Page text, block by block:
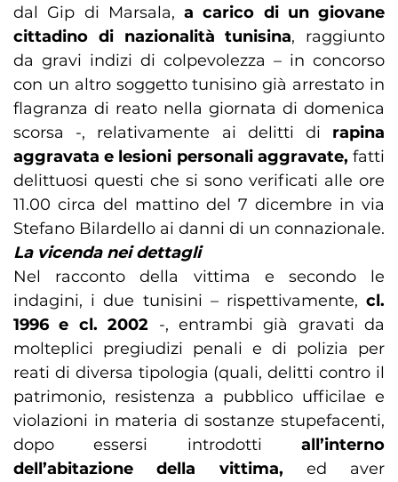
dal Gip di Marsala, a carico di un giovane
cittadino di nazionalità tunisina, raggiunto
da gravi indizi di colpevolezza – in concorso
con un altro soggetto tunisino già arrestato in
flagranza di reato nella giornata di domenica
scorsa -, relativamente ai delitti di rapina
aggravata e lesioni personali aggravate, fatti
delittuosi questi che si sono verificati alle ore
11.00 circa del mattino del 7 dicembre in via
Stefano Bilardello ai danni di un connazionale.
La vicenda nei dettagli
Nel racconto della vittima e secondo le
indagini, i due tunisini – rispettivamente, cl.
1996 e cl. 2002 -, entrambi già gravati da
molteplici pregiudizi penali e di polizia per
reati di diversa tipologia (quali, delitti contro il
patrimonio, resistenza a pubblico ufficilae e
violazioni in materia di sostanze stupefacenti,
dopo essersi introdotti all’interno
dell’abitazione della vittima, ed aver